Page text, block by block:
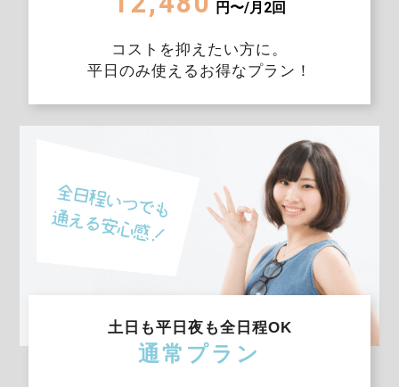
円〜/月2回
コストを抑えたい方に。
平日のみ使えるお得なプラン！
土日も平日夜も全日程OK
通常プラン